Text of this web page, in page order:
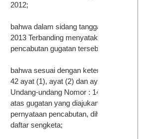
2012;
bahwa dalam sidang tanggal 31 Januari
2013 Terbanding menyatakan menyetujui
pencabutan gugatan tersebut;
bahwa sesuai dengan ketentuan Pasal
42 ayat (1), ayat (2) dan ayat (3)
Undang-undang Nomor : 14 Tahun 2002,
atas gugatan yang diajukan surat
pernyataan pencabutan, dihapus dari
daftar sengketa;